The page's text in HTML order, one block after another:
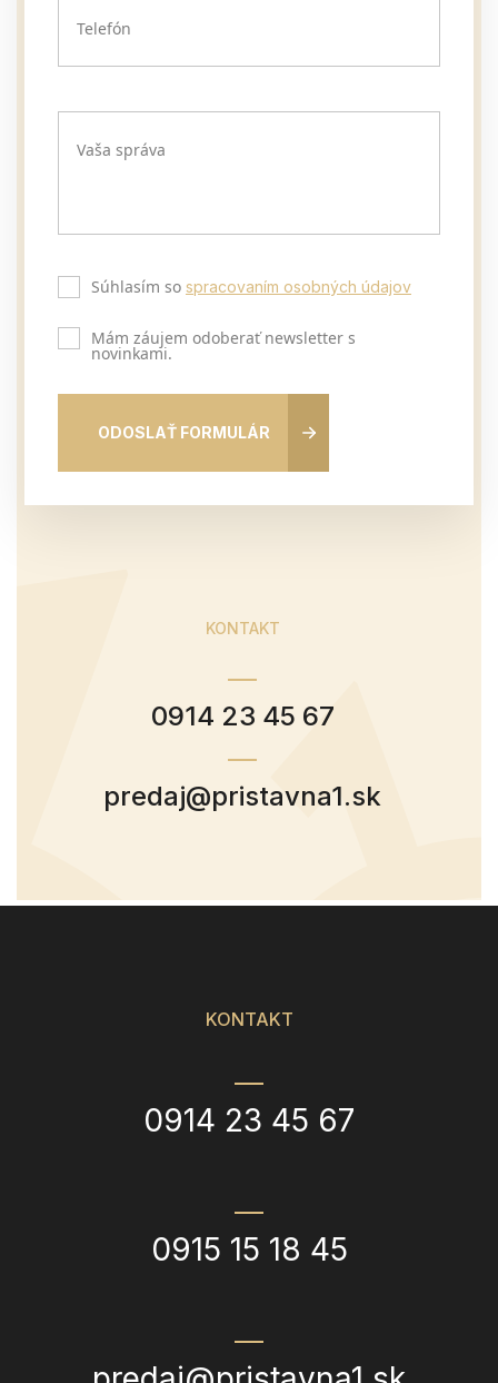
Telefón
Vaša správa
Súhlasím so spracovaním osobných údajov
Mám záujem odoberať newsletter s
novinkami.
ODOSLAŤ FORMULÁR
KONTAKT
0914 23 45 67
predaj@pristavna1.sk
KONTAKT
0914 23 45 67
0915 15 18 45